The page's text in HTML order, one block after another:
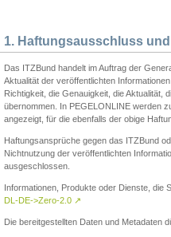
1. Haftungsausschluss
Das ITZBund handelt im Auftrag der
Aktualität der veröffentlichten
Richtigkeit, die Genauigkeit, die Aktualität,
übernommen. In PEGELONLINE werden
angezeigt, für die ebenfalls der obige
Haftungsansprüche gegen das ITZBund
Nichtnutzung der veröffentlichten
ausgeschlossen.
Informationen, Produkte oder Dienste, die
DL-DE->Zero-2.0 ↗
Die bereitgestellten Daten und Metadaten